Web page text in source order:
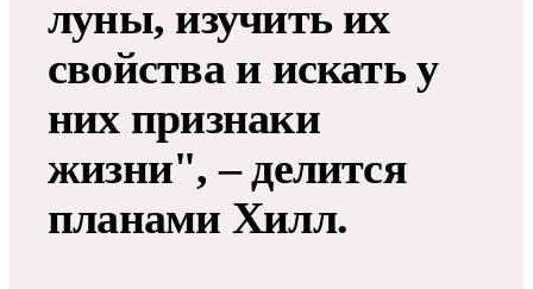
луны, изучить их
свойства и искать у
них признаки
жизни", – делится
планами Хилл.